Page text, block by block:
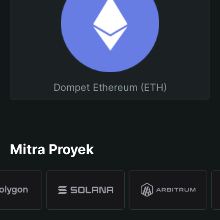
Dompet Ethereum (ETH)
Mitra Proyek